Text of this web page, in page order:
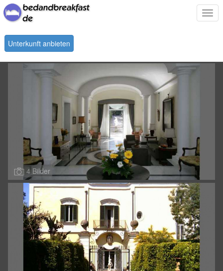
Unterkunft anbieten
4 Bilder